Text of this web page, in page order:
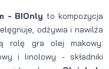
- BIOnly to kompozycja
odżywia i nawilża
rolę gra olej makowy:
i linolowy - składniki